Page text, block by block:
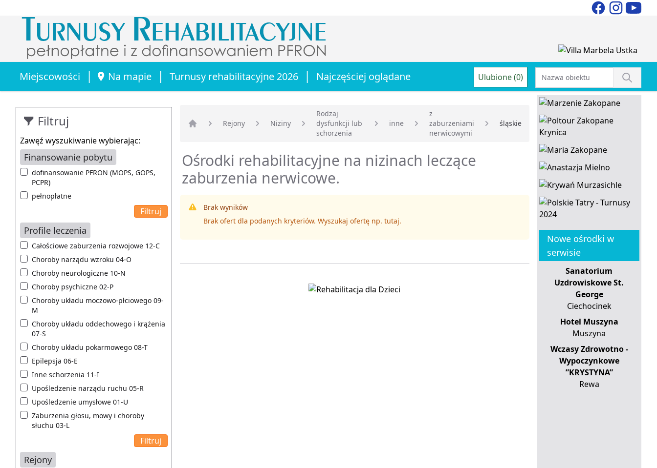
Miejscowości | Na mapie | Turnusy rehabilitacyjne 2026 | Najczęściej oglądane Ulubione (0)
Filtruj
Zawęź wyszukiwanie wybierając:
Finansowanie pobytu
dofinansowanie PFRON (MOPS, GOPS,
PCPR)
pełnopłatne
Profile leczenia
Całościowe zaburzenia rozwojowe 12-C
Choroby narządu wzroku 04-O
Choroby neurologiczne 10-N
Choroby psychiczne 02-P
Choroby układu moczowo-płciowego 09-
M
Choroby układu oddechowego i krążenia
07-S
Choroby układu pokarmowego 08-T
Epilepsja 06-E
Inne schorzenia 11-I
Upośledzenie narządu ruchu 05-R
Upośledzenie umysłowe 01-U
Zaburzenia głosu, mowy i choroby
słuchu 03-L
Rejony
Rejony Niziny
Rodzaj
dysfunkcji lub
schorzenia
inne
z
zaburzeniami
nerwicowymi
śląskie
Ośrodki rehabilitacyjne na nizinach leczące
zaburzenia nerwicowe.
Brak wyników
Brak ofert dla podanych kryteriów. Wyszukaj ofertę np. tutaj.
Nowe ośrodki w
serwisie
Sanatorium
Uzdrowiskowe St.
George
Ciechocinek
Hotel Muszyna
Muszyna
Wczasy Zdrowotno -
Wypoczynkowe
”KRYSTYNA”
Rewa